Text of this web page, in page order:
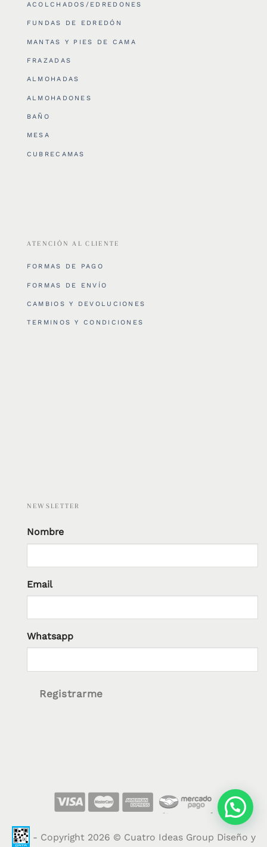
ACOLCHADOS/EDREDONES
FUNDAS DE EDREDÓN
MANTAS Y PIES DE CAMA
FRAZADAS
ALMOHADAS
ALMOHADONES
BAÑO
MESA
CUBRECAMAS
ATENCIÓN AL CLIENTE
FORMAS DE PAGO
FORMAS DE ENVÍO
CAMBIOS Y DEVOLUCIONES
TERMINOS Y CONDICIONES
NEWSLETTER
Nombre
Email
Whatsapp
Registrarme
- Copyright 2026 © Cuatro Ideas Group Diseño y